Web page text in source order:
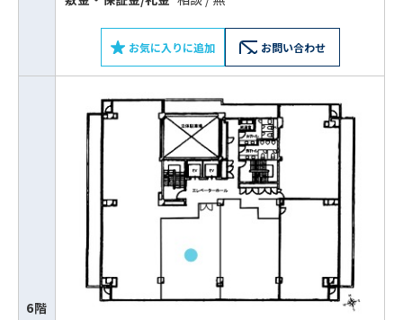
お気に入りに追加 お問い合わせ
6階